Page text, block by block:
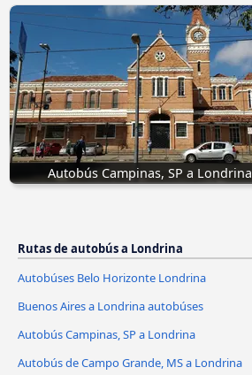
Autobús Campinas, SP a Londrina
Rutas de autobús a Londrina
Autobúses Belo Horizonte Londrina
Buenos Aires a Londrina autobúses
Autobús Campinas, SP a Londrina
Autobús de Campo Grande, MS a Londrina